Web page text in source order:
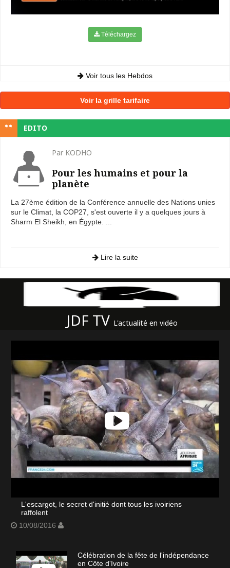
Téléchargez
Voir tous les Hebdos
Voir la grille tarifaire
EDITO
Par KODHO
Pour les humains et pour la
planète
La 27ème édition de la Conférence annuelle des Nations unies
sur le Climat, la COP27, s'est ouverte il y a quelques jours à
Sharm El Sheikh, en Égypte. ...
Lire la suite
JDF TV L'actualité en vidéo
L'escargot, le secret d'initié dont tous les ivoiriens
raffolent
10/08/2016
Célébration de la fête de l'indépendance
en Côte d'Ivoire